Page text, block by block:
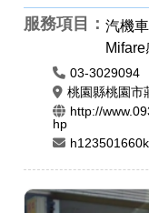
服務項目：汽機
色列
感應
防盜
開鎖
章
03-3029094
桃園縣桃園市
http://
hp